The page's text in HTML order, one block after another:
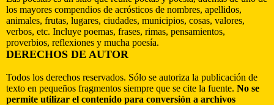
los mayores compendios de acrósticos de nombres, apellidos,
animales, frutas, lugares, ciudades, municipios, cosas, valores,
verbos, etc. Incluye poemas, frases, rimas, pensamientos,
proverbios, reflexiones y mucha poesía.
DERECHOS DE AUTOR
Todos los derechos reservados. Sólo se autoriza la publicación de
texto en pequeños fragmentos siempre que se cite la fuente. No se
permite utilizar el contenido para conversión a archivos